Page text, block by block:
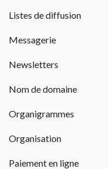
Listes de diffusion
Messagerie
Newsletters
Nom de domaine
Organigrammes
Organisation
Paiement en ligne